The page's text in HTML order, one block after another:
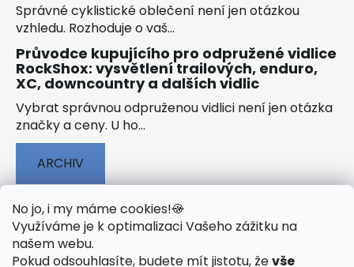
No jo, i my máme cookies!🍪
Využíváme je k optimalizaci Vašeho zážitku na
našem webu.
Pokud odsouhlasíte, budete mít jistotu, ževše
Správné cyklistické oblečení není jen otázkou
vzhledu. Rozhoduje o vaš...
Průvodce kupujícího pro odpružené vidlice
RockShox: vysvětlení trailových, enduro,
XC, downcountry a dalších vidlic
Vybrat správnou odpruženou vidlici není jen otázka
značky a ceny. U ho...
ARCHIV
🟢 TECHNOLOGIE
🟢 O ELEKTROKOLECH